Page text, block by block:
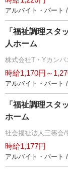
アルバイト・パート
「福祉調理スタ
人ホーム
株式会社T・Yカン
時給1,170円～
アルバイト・パート
「福祉調理スタ
ホーム
社会福祉法人三篠会
時給1,177円
アルバイト・パート